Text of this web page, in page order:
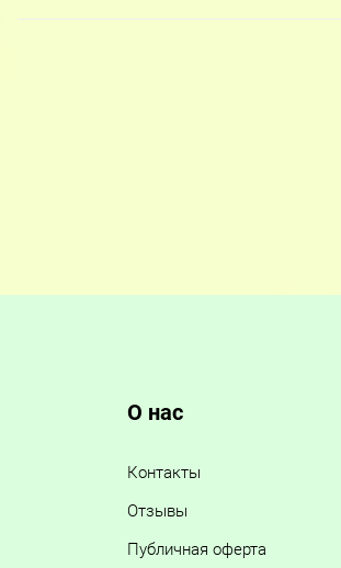
О нас
Контакты
Отзывы
Публичная оферта